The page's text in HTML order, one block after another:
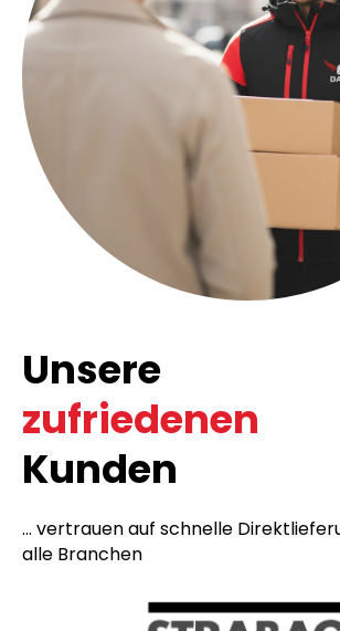
Unsere
zufriedenen
Kunden
... vertrauen auf schnelle
alle Branchen